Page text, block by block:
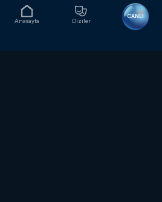
Anasayfa Diziler
CANLI